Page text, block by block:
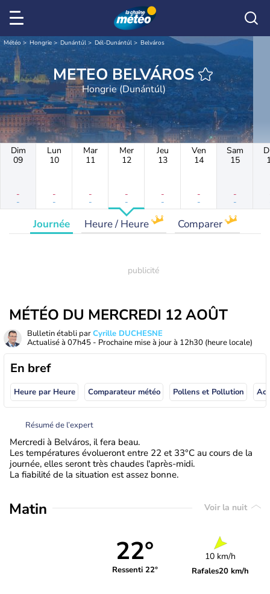
Météo Hongrie Dunántúl Dél-Dunántúl Belváros
METEO BELVÁROS
Hongrie (Dunántúl)
Dim
09
-
-
Lun
10
-
-
Mar
11
-
-
Mer
12
-
-
Jeu
13
-
-
Ven
14
-
-
Sam
15
-
-
Journée Heure / Heure Comparer
MÉTÉO DU MERCREDI 12 AOÛT
Bulletin établi parCyrille DUCHESNE
Actualisé à 07h45 - Prochaine mise à jour à 12h30 (heure locale)
En bref
Heure par Heure Comparateur météo Pollens et Pollution
Résumé de l’expert
Mercredi à Belváros, il fera beau.
Les températures évolueront entre 22 et 33°C au cours de la
journée, elles seront très chaudes l'après-midi.
La fiabilité de la situation est assez bonne.
Matin Voir la nuit
22°
Ressenti 22°
10 km/h
Rafales20 km/h